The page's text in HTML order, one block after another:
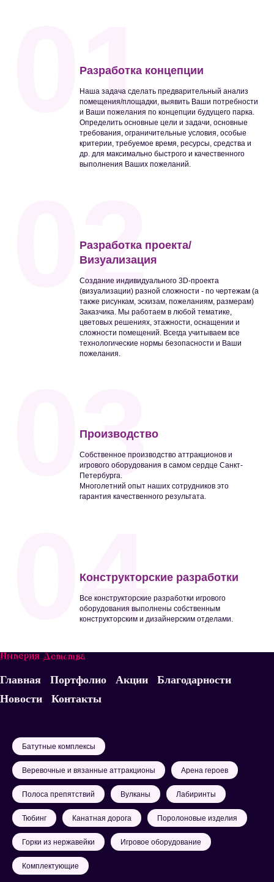
Разработка концепции
Наша задача сделать предварительный анализ
помещения/площадки, выявить Ваши потребности
и Ваши пожелания по концепции будущего парка.
Определить основные цели и задачи, основные
требования, ограничительные условия, особые
критерии, требуемое время, ресурсы, средства и
др. для максимально быстрого и качественного
выполнения Ваших пожеланий.
01
Разработка проекта/
Визуализация
Создание индивидуального 3D-проекта
(визуализации) разной сложности - по чертежам (а
также рисункам, эскизам, пожеланиям, размерам)
Заказчика. Мы работаем в любой тематике,
цветовых решениях, этажности, оснащении и
сложности помещений. Всегда учитываем все
технологические нормы безопасности и Ваши
пожелания.
02
Производство
Собственное производство аттракционов и
игрового оборудования в самом сердце Санкт-
Петербурга.
Многолетний опыт наших сотрудников это
гарантия качественного результата.
03
Конструкторские разработки
Все конструкторские разработки игрового
оборудования выполнены собственным
конструкторским и дизайнерским отделами.
04
Главная Портфолио Акции
Благодарности
Новости
Контакты
Батутные комплексы
Веревочные и вязанные аттракционы Арена героев
Полоса препятствий Вулканы Лабиринты
Тюбинг Канатная дорога Поролоновые изделия
Горки из нержавейки Игровое оборудование
Комплектующие